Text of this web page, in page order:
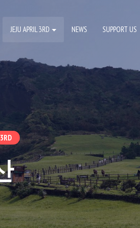
JEJU APRIL 3RD NEWS SUPPORT US